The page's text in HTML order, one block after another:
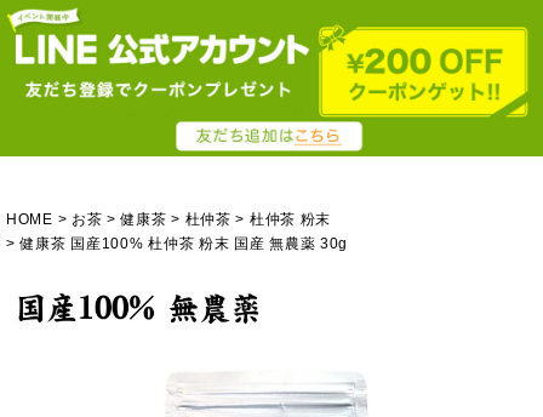
HOME お茶 健康茶 杜仲茶
杜仲茶 粉末
健康茶 国産100% 杜仲茶 粉末 国産 無農薬 30g